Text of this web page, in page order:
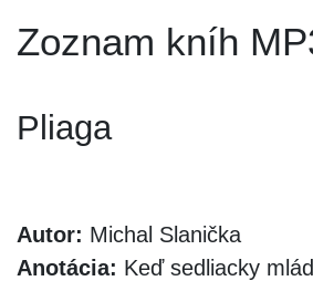
Zoznam kníh
Pliaga
Autor: Michal Slanička
Anotácia: Keď sedliacky